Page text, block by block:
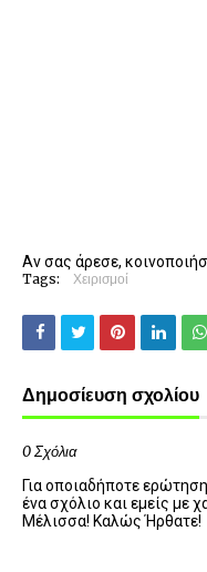
Αν σας άρεσε,
Tags: Χειρισμοί
Δημοσίευση σχολίου
0 Σχόλια
Για οποιαδήποτε
ένα σχόλιο και εμείς με
Μέλισσα! Καλώς Ήρθατε!